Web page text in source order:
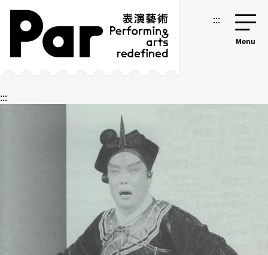
跳到主要內容區塊
網站導覽 :::
:::